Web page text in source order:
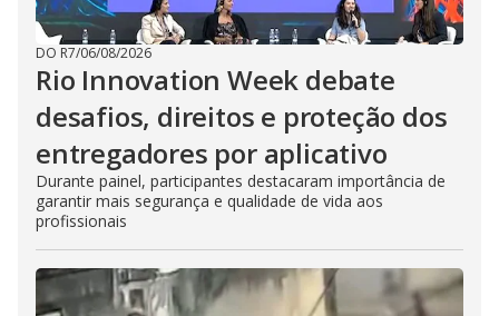
DO R7/06/08/2026
Rio Innovation Week debate
desafios, direitos e proteção dos
entregadores por aplicativo
Durante painel, participantes destacaram importância de
garantir mais segurança e qualidade de vida aos
profissionais